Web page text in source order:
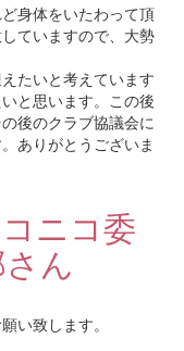
身体をいたわって頂
ていますので、大勢
たいと考えています
と思います。この後
後のクラブ協議会に
ありがとうございま
ニコ委
ん
い致します。